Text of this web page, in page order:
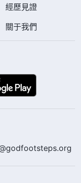
經歷見證
關于我們